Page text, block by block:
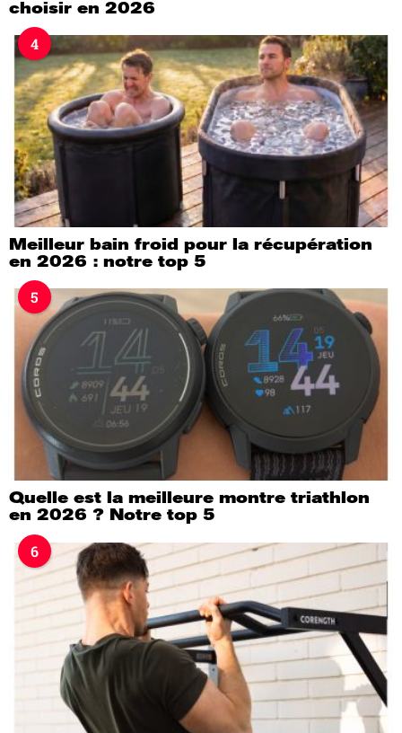
choisir en 2026
4
Meilleur bain froid pour la récupération
en 2026 : notre top 5
5
Quelle est la meilleure montre triathlon
en 2026 ? Notre top 5
6